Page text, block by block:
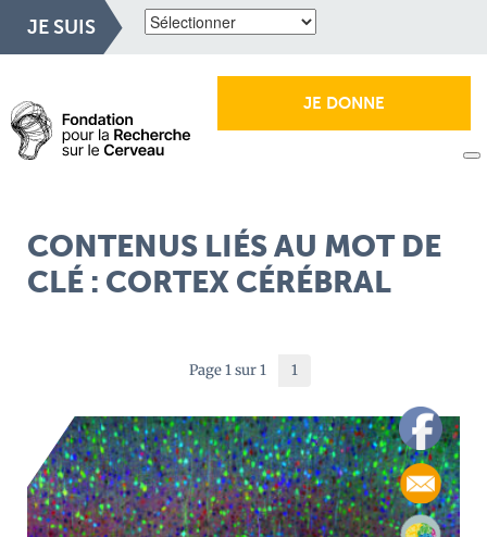
JE SUIS
JE DONNE
CONTENUS LIÉS AU MOT DE
CLÉ : CORTEX CÉRÉBRAL
Page 1 sur 1 1